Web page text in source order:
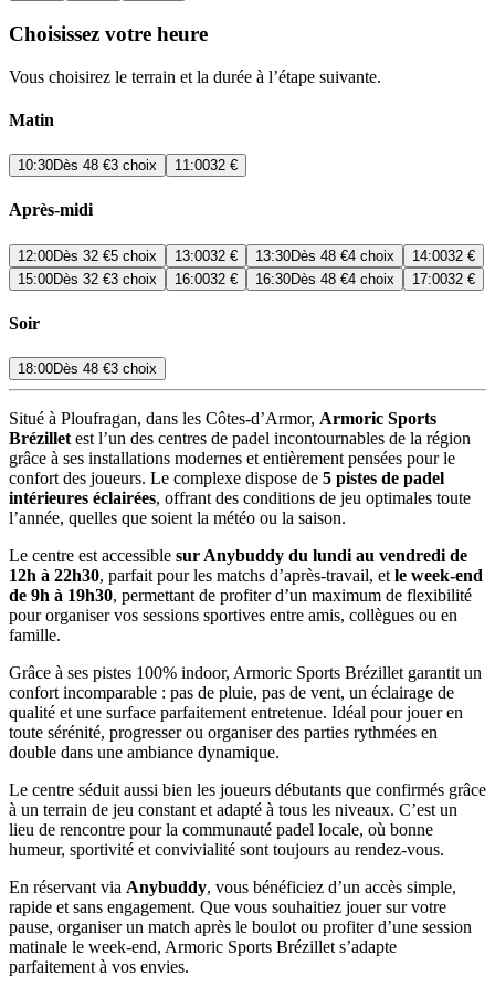
Choisissez votre heure
Vous choisirez le terrain et la durée à l’étape suivante.
Matin
10:30Dès 48 €3 choix 11:0032 €
Après-midi
12:00Dès 32 €5 choix 13:0032 € 13:30Dès 48 €4 choix 14:0032 €
15:00Dès 32 €3 choix 16:0032 € 16:30Dès 48 €4 choix 17:0032 €
Soir
18:00Dès 48 €3 choix
Situé à Ploufragan, dans les Côtes-d’Armor, Armoric Sports
Brézillet est l’un des centres de padel incontournables de la région
grâce à ses installations modernes et entièrement pensées pour le
confort des joueurs. Le complexe dispose de 5 pistes de padel
intérieures éclairées, offrant des conditions de jeu optimales toute
l’année, quelles que soient la météo ou la saison.
Le centre est accessible sur Anybuddy du lundi au vendredi de
12h à 22h30, parfait pour les matchs d’après-travail, et le week-end
de 9h à 19h30, permettant de profiter d’un maximum de flexibilité
pour organiser vos sessions sportives entre amis, collègues ou en
famille.
Grâce à ses pistes 100% indoor, Armoric Sports Brézillet garantit un
confort incomparable : pas de pluie, pas de vent, un éclairage de
qualité et une surface parfaitement entretenue. Idéal pour jouer en
toute sérénité, progresser ou organiser des parties rythmées en
double dans une ambiance dynamique.
Le centre séduit aussi bien les joueurs débutants que confirmés grâce
à un terrain de jeu constant et adapté à tous les niveaux. C’est un
lieu de rencontre pour la communauté padel locale, où bonne
humeur, sportivité et convivialité sont toujours au rendez-vous.
En réservant via Anybuddy, vous bénéficiez d’un accès simple,
rapide et sans engagement. Que vous souhaitiez jouer sur votre
pause, organiser un match après le boulot ou profiter d’une session
matinale le week-end, Armoric Sports Brézillet s’adapte
parfaitement à vos envies.